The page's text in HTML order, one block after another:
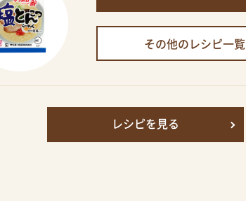
その他のレシピ一覧
レシピを見る